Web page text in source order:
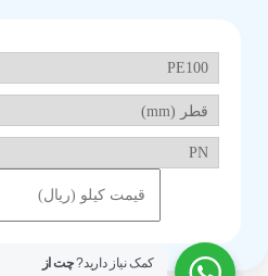
کمک نیاز دارید?چت از